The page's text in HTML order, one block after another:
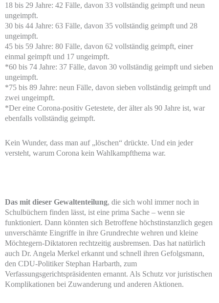
18 bis 29 Jahre: 42 Fälle, davon 33 vollständig geimpft und neun
ungeimpft.
30 bis 44 Jahre: 63 Fälle, davon 35 vollständig geimpft und 28
ungeimpft.
45 bis 59 Jahre: 80 Fälle, davon 62 vollständig geimpft, einer
einmal geimpft und 17 ungeimpft.
*60 bis 74 Jahre: 37 Fälle, davon 30 vollständig geimpft und sieben
ungeimpft.
*75 bis 89 Jahre: neun Fälle, davon sieben vollständig geimpft und
zwei ungeimpft.
*Der eine Corona-positiv Getestete, der älter als 90 Jahre ist, war
ebenfalls vollständig geimpft.
Kein Wunder, dass man auf „löschen“ drückte. Und ein jeder
versteht, warum Corona kein Wahlkampfthema war.
Das mit dieser Gewaltenteilung, die sich wohl immer noch in
Schulbüchern finden lässt, ist eine prima Sache – wenn sie
funktioniert. Dann könnten sich Betroffene höchstinstanzlich gegen
unverschämte Eingriffe in ihre Grundrechte wehren und kleine
Möchtegern-Diktatoren rechtzeitig ausbremsen. Das hat natürlich
auch Dr. Angela Merkel erkannt und schnell ihren Gefolgsmann,
den CDU-Politiker Stephan Harbarth, zum
Verfassungsgerichtspräsidenten ernannt. Als Schutz vor juristischen
Komplikationen bei Zuwanderung und anderen Aktionen.